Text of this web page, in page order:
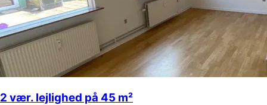
2 vær. lejlighed på 45 m²